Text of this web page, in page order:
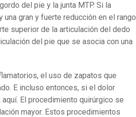
del pie y la junta MTP. Si la
gran y fuerte reducción en el rango
superior de la articulación del dedo
del pie que se asocia con una
el uso de zapatos que
E incluso entonces, si el dolor
El procedimiento quirúrgico se
mayor. Estos procedimientos